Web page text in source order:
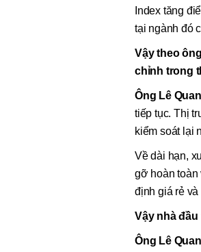
Index tăng
tại ngành đó
Vậy theo
chỉnh trong
Ông Lê
tiếp tục. Thị
kiểm soát lại
Về dài hạn,
gỡ hoàn toàn
định giá rẻ
Vậy nhà
Ông Lê